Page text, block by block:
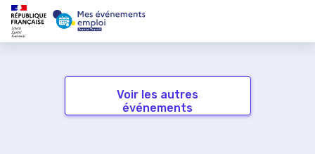
Voir les autres
événements